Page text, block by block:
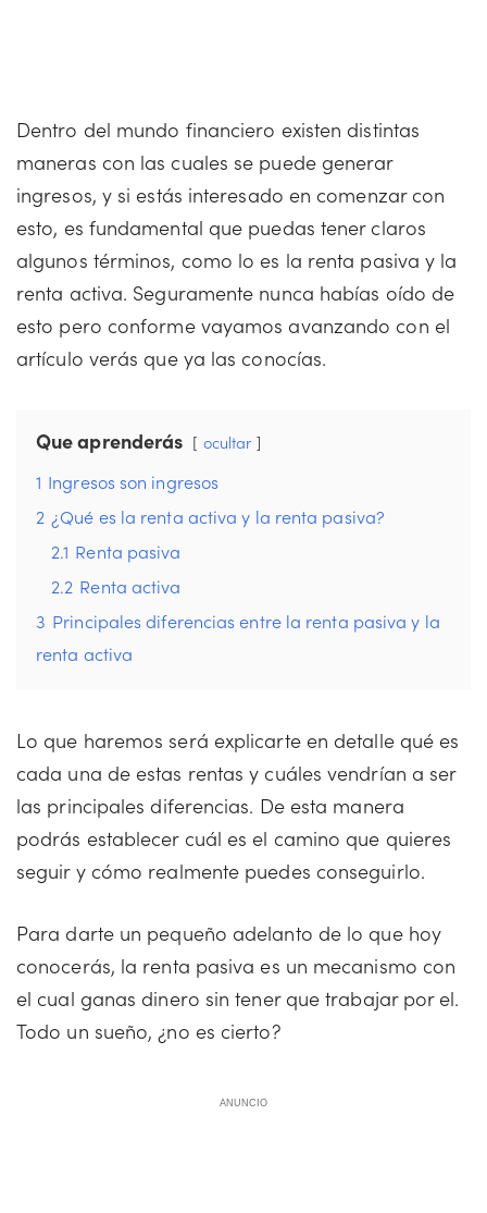
Dentro del mundo financiero existen distintas
maneras con las cuales se puede generar
ingresos, y si estás interesado en comenzar con
esto, es fundamental que puedas tener claros
algunos términos, como lo es la renta pasiva y la
renta activa. Seguramente nunca habías oído de
esto pero conforme vayamos avanzando con el
artículo verás que ya las conocías.
Que aprenderás ocultar
1 Ingresos son ingresos
2 ¿Qué es la renta activa y la renta pasiva?
2.1 Renta pasiva
2.2 Renta activa
3 Principales diferencias entre la renta pasiva y la
renta activa
Lo que haremos será explicarte en detalle qué es
cada una de estas rentas y cuáles vendrían a ser
las principales diferencias. De esta manera
podrás establecer cuál es el camino que quieres
seguir y cómo realmente puedes conseguirlo.
Para darte un pequeño adelanto de lo que hoy
conocerás, la renta pasiva es un mecanismo con
el cual ganas dinero sin tener que trabajar por el.
Todo un sueño, ¿no es cierto?
ANUNCIO